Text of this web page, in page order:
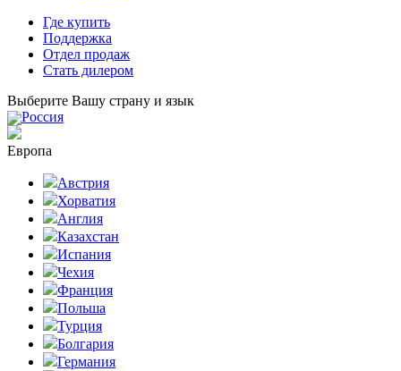
Где купить
Поддержка
Отдел продаж
Стать дилером
Выберите Вашу страну и язык
Россия
Европа
Австрия
Хорватия
Англия
Казахстан
Испания
Чехия
Франция
Польша
Турция
Болгария
Германия